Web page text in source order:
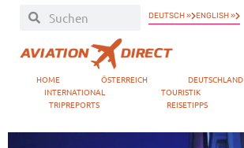
DEUTSCH » ENGLISH »
HOME ÖSTERREICH DEUTSCHLAND
INTERNATIONAL
TOURISTIK
TRIPREPORTS
REISETIPPS